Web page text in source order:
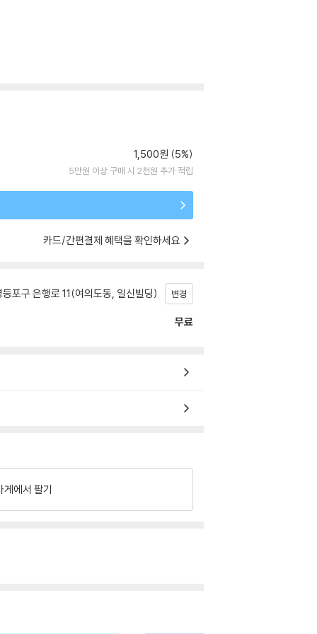
1,500원 (5%)
5만원 이상 구매 시 2천원 추가 적립
카드/간편결제 혜택을 확인하세요
포구 은행로 11(여의도동, 일신빌딩) 변경
무료
게에서 팔기